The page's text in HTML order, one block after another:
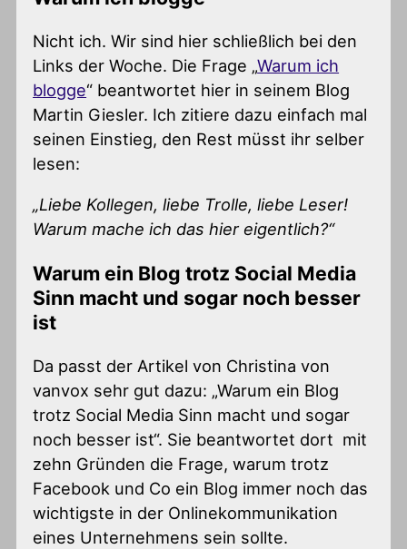
Nicht ich. Wir sind hier schließlich bei den
Links der Woche. Die Frage „Warum ich
blogge“ beantwortet hier in seinem Blog
Martin Giesler. Ich zitiere dazu einfach mal
seinen Einstieg, den Rest müsst ihr selber
lesen:
„Liebe Kollegen, liebe Trolle, liebe Leser!
Warum mache ich das hier eigentlich?“
Warum ein Blog trotz Social Media
Sinn macht und sogar noch besser
ist
Da passt der Artikel von Christina von
vanvox sehr gut dazu: „Warum ein Blog
trotz Social Media Sinn macht und sogar
noch besser ist“. Sie beantwortet dort mit
zehn Gründen die Frage, warum trotz
Facebook und Co ein Blog immer noch das
wichtigste in der Onlinekommunikation
eines Unternehmens sein sollte.